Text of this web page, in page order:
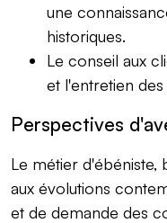
une
historiques.
Le conseil aux
et l'entretien
Perspectives
Le métier d'ébéniste,
aux évolutions
et de demande des